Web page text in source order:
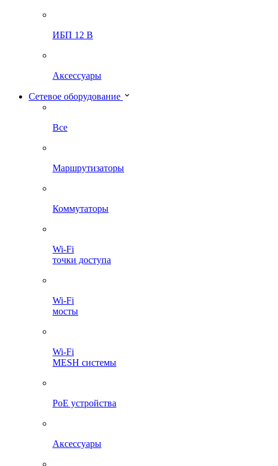
ИБП 12 В
Аксессуары
Сетевое оборудование
Все
Маршрутизаторы
Коммутаторы
Wi-Fi
точки доступа
Wi-Fi
мосты
Wi-Fi
MESH системы
PoE устройства
Аксессуары